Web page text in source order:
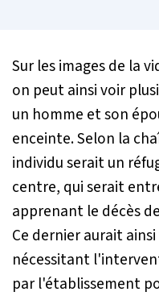
Sur les images de la
on peut ainsi voir
un homme et son
enceinte. Selon la
individu serait un
centre, qui serait
apprenant le décès
Ce dernier aurait
nécessitant
par l'établissement